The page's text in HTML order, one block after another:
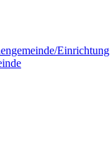
Einrichtung